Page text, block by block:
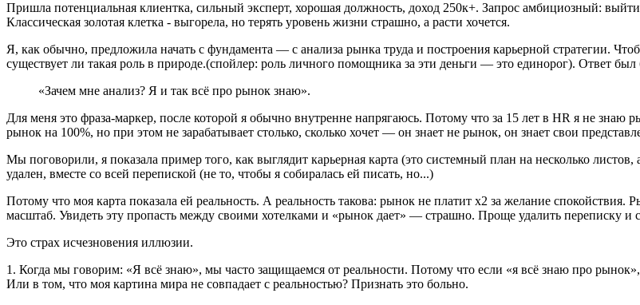
Пришла потенциальная клиентка, сильный эксперт, хорошая должность, доход 250к+. Запрос амбициозный:
Классическая золотая клетка - выгорела, но терять уровень жизни страшно, а расти хочется.
Я, как обычно, предложила начать с фундамента — с анализа рынка труда и построения карьерной стратегии.
существует ли такая роль в природе.(спойлер: роль личного помощника за эти деньги — это единорог). Ответ
«Зачем мне анализ? Я и так всё про рынок знаю».
Для меня это фраза-маркер, после которой я обычно внутренне напрягаюсь. Потому что за 15 лет в HR я не знаю
рынок на 100%, но при этом не зарабатывает столько, сколько хочет — он знает не рынок, он знает свои
Мы поговорили, я показала пример того, как выглядит карьерная карта (это системный план на несколько листов,
удален, вместе со всей перепиской (не то, чтобы я собиралась ей писать, но...)
Потому что моя карта показала ей реальность. А реальность такова: рынок не платит х2 за желание спокойствия.
масштаб. Увидеть эту пропасть между своими хотелками и «рынок дает» — страшно. Проще удалить переписку и
Это страх исчезновения иллюзии.
1. Когда мы говорим: «Я всё знаю», мы часто защищаемся от реальности. Потому что если «я всё знаю про
Или в том, что моя картина мира не совпадает с реальностью? Признать это больно.